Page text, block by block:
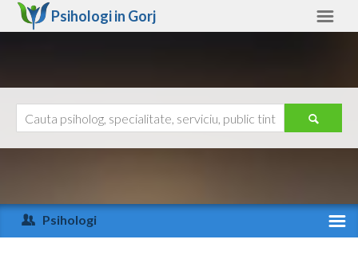
Psihologi in Gorj
Arad
Arges
Ajutor
Psihologi